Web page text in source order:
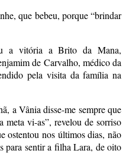
que bebeu, porque “brindar
a vitória a Brito da Mana,
de Carvalho, médico da
pela visita da família na
a Vânia disse-me sempre que
meta vi-as”, revelou de sorriso
ostentou nos últimos dias, não
para sentir a filha Lara, de oito